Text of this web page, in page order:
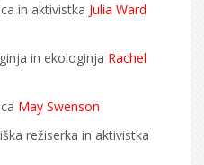
in aktivistka Julia Ward
in ekologinja Rachel
May Swenson
režiserka in aktivistka